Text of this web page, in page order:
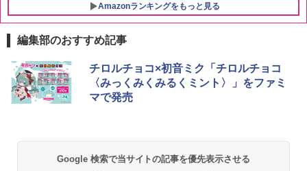
Amazonランキングをもっと見る
1
[山善] スチームオーブンレンジ 25L 一人
暮らし 二人暮らし フラットテーブル ス
チーム調理 自動メニュー19種搭載 角皿
付き ブラック MRK-F250TSV(B)
編集部のおすすめ記事
チロルチョコ×初音ミク「チロルチョコ
〈みっくみくみるくミント〉」をファミ
マで発売
Google 検索で当サイトの記事を優先表示させる